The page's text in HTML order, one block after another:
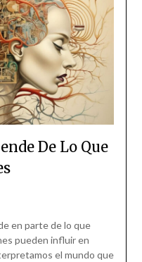
De Lo Que
en parte de lo que
pueden influir en
el mundo que